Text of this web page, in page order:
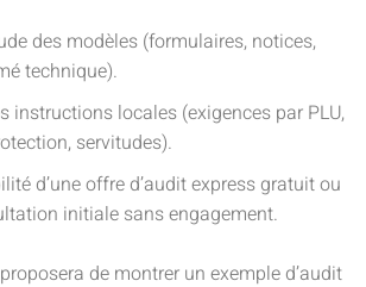
des modèles (formulaires, notices,
technique).
instructions locales (exigences par PLU,
servitudes).
d’une offre d’audit express gratuit ou
initiale sans engagement.
de montrer un exemple d’audit